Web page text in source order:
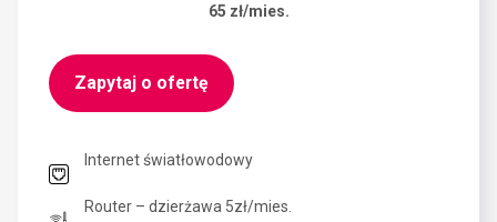
65 zł/mies.
Zapytaj o ofertę
Internet światłowodowy
Router – dzierżawa 5zł/mies.